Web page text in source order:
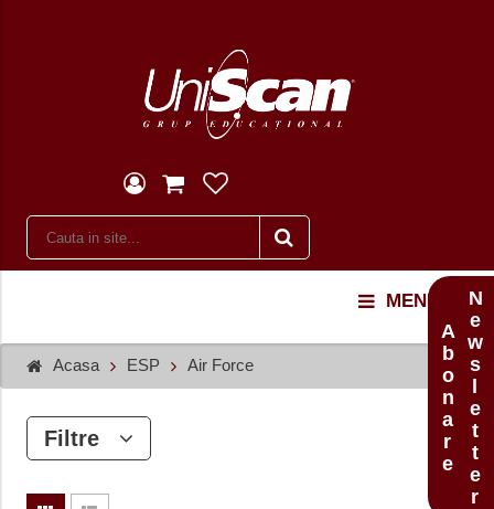
MENU
Acasa ESP Air Force
Filtre Newsletter
Abonare